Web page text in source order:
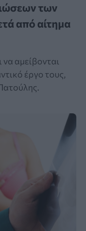
των
από αίτημα
αμείβονται
έργο τους,